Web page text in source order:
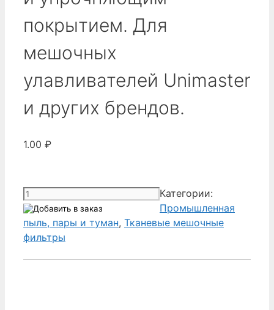
покрытием. Для
мешочных
улавливателей Unimaster
и других брендов.
1.00 ₽
Количество
товара
Donaldson
1A21392371
Категории:
Промышленная
пыль, пары и туман, Тканевые мешочные
фильтры